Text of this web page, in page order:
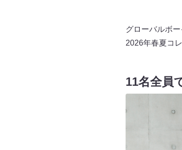
グローバルボ
2026年春夏コ
11名全員